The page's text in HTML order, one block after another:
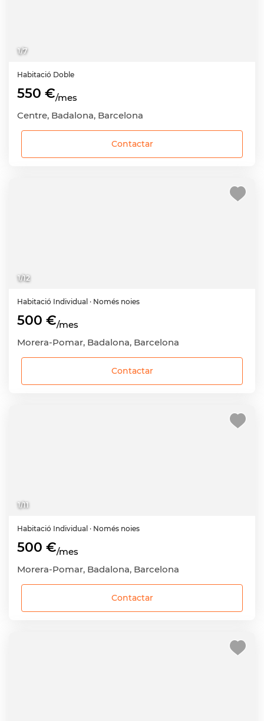
1/7
Habitació Doble
550 €/mes
Centre, Badalona, Barcelona
Contactar
1/12
Habitació Individual · Només noies
500 €/mes
Morera-Pomar, Badalona, Barcelona
Contactar
1/11
Habitació Individual · Només noies
500 €/mes
Morera-Pomar, Badalona, Barcelona
Contactar